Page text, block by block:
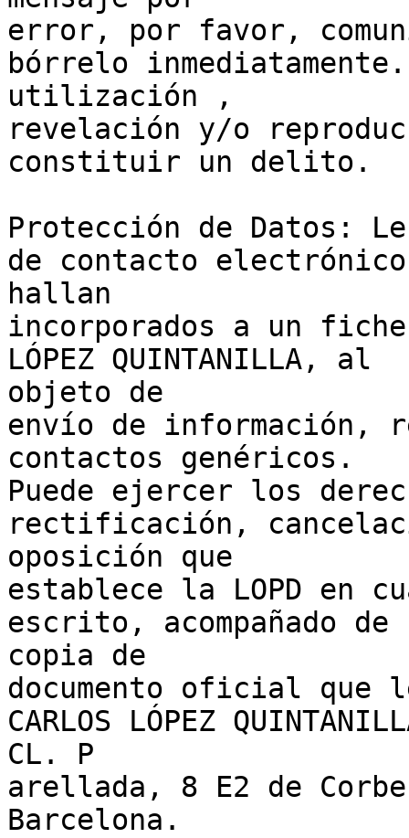
error, por favor,
bórrelo
utilización ,
revelación y/o
constituir un delito.
Protección de Datos:
de contacto
hallan
incorporados a un
LÓPEZ QUINTANILLA, al
objeto de
envío de información,
contactos genéricos.
Puede ejercer los
rectificación,
oposición que
establece la LOPD en
escrito, acompañado de
copia de
documento oficial
CARLOS LÓPEZ
CL. P
arellada, 8 E2 de
Barcelona.